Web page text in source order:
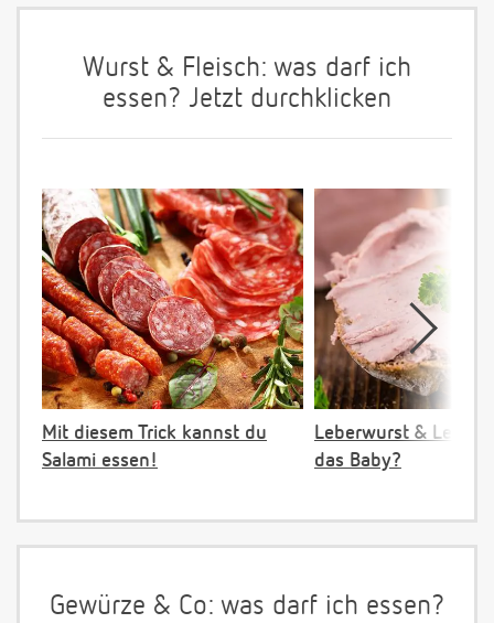
Wurst & Fleisch: was darf ich
essen? Jetzt durchklicken
Mit diesem Trick kannst du
Salami essen!
Leberwurst & Leber:
das Baby?
Gewürze & Co: was darf ich essen?